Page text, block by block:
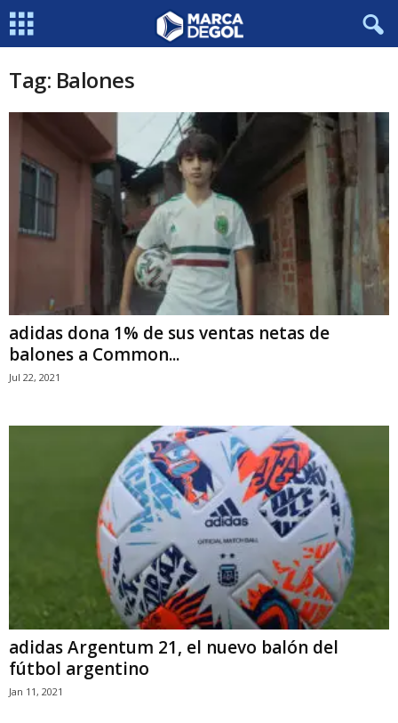
Tag: Balones
adidas dona 1% de sus ventas netas de
balones a Common...
Jul 22, 2021
adidas Argentum 21, el nuevo balón del
fútbol argentino
Jan 11, 2021